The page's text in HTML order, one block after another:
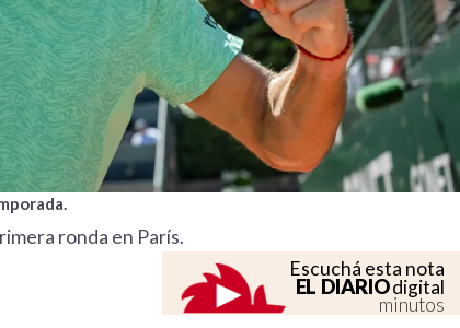
ronda en París.
Escuchá esta nota
EL DIARIOdigital
minutos